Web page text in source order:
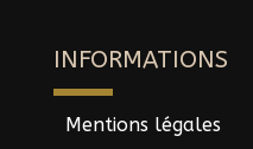
INFORMATIONS
Mentions légales